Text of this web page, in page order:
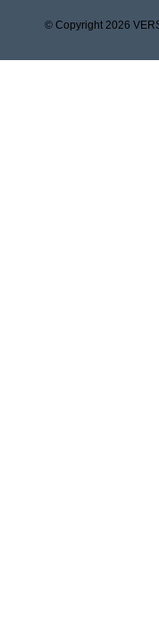
© Copyright 2026